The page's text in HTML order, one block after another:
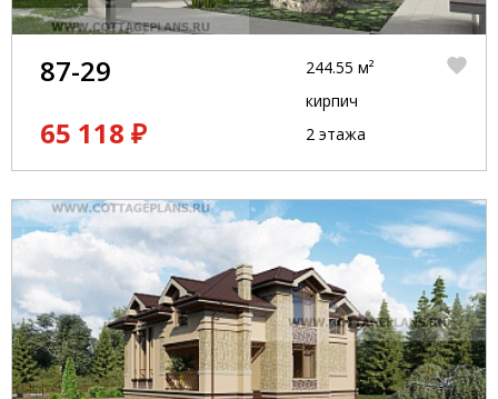
87-29
65 118 ₽
244.55 м²
кирпич
2 этажа